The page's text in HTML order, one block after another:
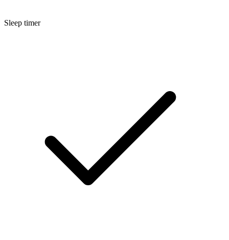
Sleep timer